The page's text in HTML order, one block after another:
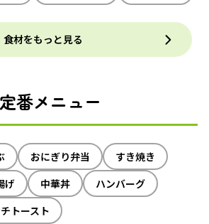
食材をもっと見る
定番メニュー
おにぎり弁当
すき焼き
げ
中華丼
ハンバーグ
トースト